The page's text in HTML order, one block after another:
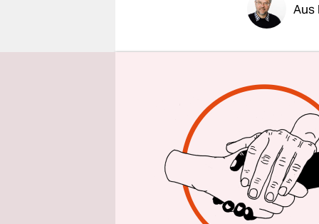
Aus
Der
Tagen
Allmählich
Ende
ihrer